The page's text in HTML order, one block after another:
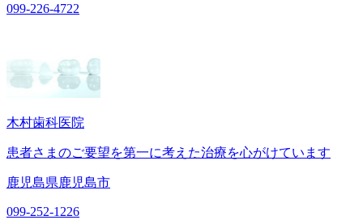
099-226-4722
木村歯科医院
患者さまのご要望を第一に考えた治療を心がけています
鹿児島県鹿児島市
099-252-1226